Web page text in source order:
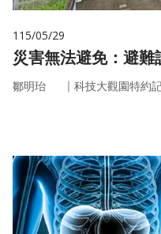
115/05/29
災害無法避免：避
鄒明珆 ｜ 科技大觀園特約